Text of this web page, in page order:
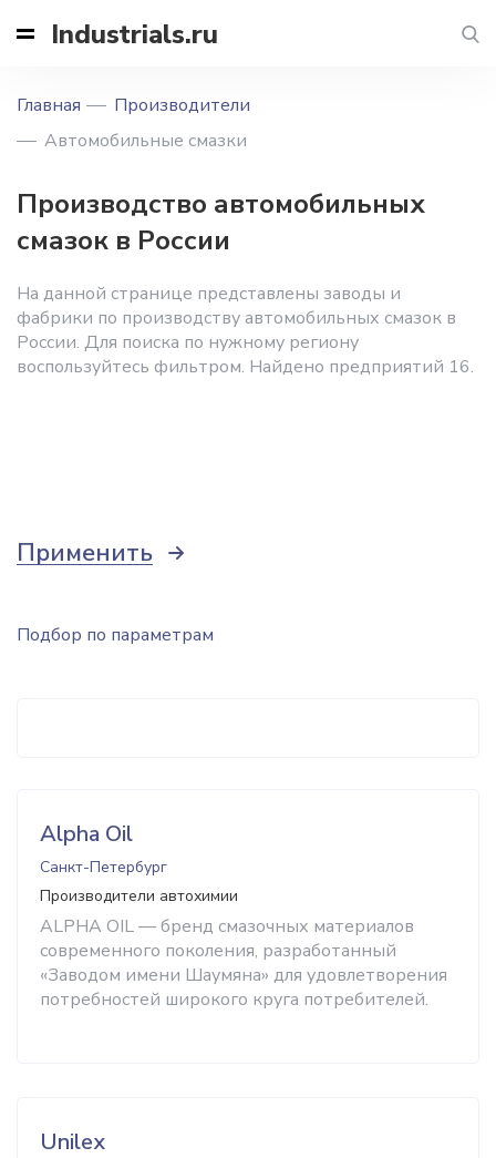
Industrials.ru
Главная
Производители
Автомобильные смазки
Производство автомобильных
смазок в России
На данной странице представлены заводы и
фабрики по производству автомобильных смазок в
России. Для поиска по нужному региону
воспользуйтесь фильтром. Найдено предприятий 16.
Применить
Alpha Oil
Санкт-Петербург
Производители автохимии
ALPHA OIL — бренд смазочных материалов
современного поколения, разработанный
«Заводом имени Шаумяна» для удовлетворения
потребностей широкого круга потребителей.
Unilex
Подбор по параметрам